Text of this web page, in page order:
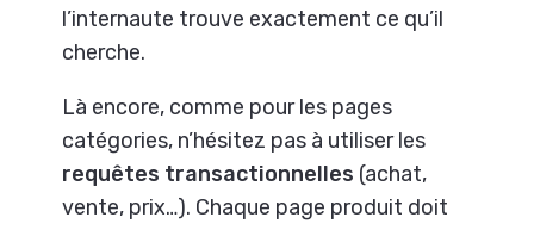
l’internaute trouve exactement ce qu’il
cherche.
Là encore, comme pour les pages
catégories, n’hésitez pas à utiliser les
requêtes transactionnelles (achat,
vente, prix…). Chaque page produit doit